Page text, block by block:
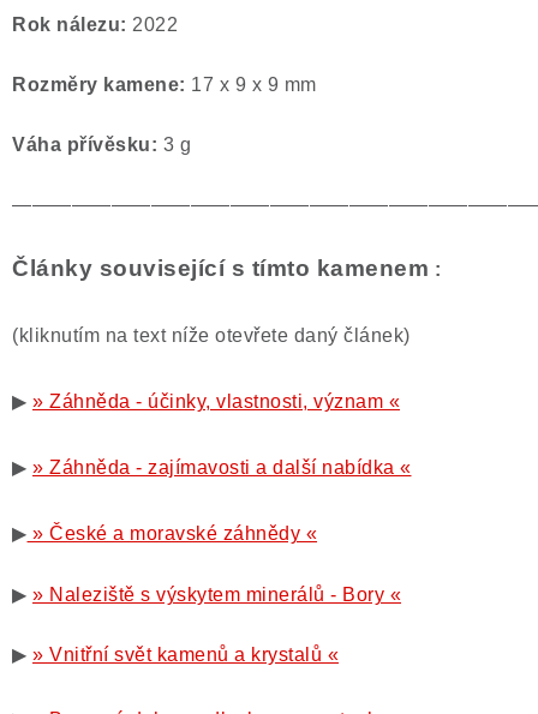
Rok nálezu: 2022
Rozměry kamene: 17 x 9 x 9 mm
Váha přívěsku: 3 g
Články související s tímto kamenem :
(kliknutím na text níže otevřete daný článek)
▶ » Záhněda - účinky, vlastnosti, význam «
▶ » Záhněda - zajímavosti a další nabídka «
▶ » České a moravské záhnědy «
▶ » Naleziště s výskytem minerálů - Bory «
▶ » Vnitřní svět kamenů a krystalů «